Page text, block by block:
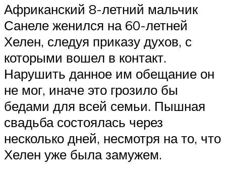
Африканский 8-летний мальчик
Санеле женился на 60-летней
Хелен, следуя приказу духов, с
которыми вошел в контакт.
Нарушить данное им обещание он
не мог, иначе это грозило бы
бедами для всей семьи. Пышная
свадьба состоялась через
несколько дней, несмотря на то, что
Хелен уже была замужем.